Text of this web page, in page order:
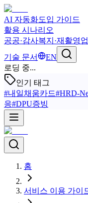
AI 자동화도입 가이드
활용 시나리오
공공·감사복지·재활영
기술 문서
EN
로딩 중...
인기 태그
#내일채움카드#HRD-
응#DPU증빙
홈
서비스 이용 가이